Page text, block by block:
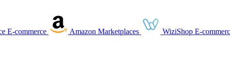
E-commerce Amazon Marketplaces WiziShop E-